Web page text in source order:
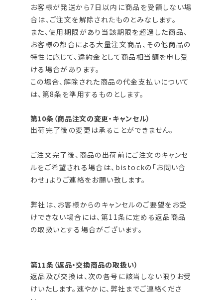
お客様が発送から7日以内に商品を受領しない場
合は、ご注文を解除されたものとみなします。
また、使用期限があり当該期限を超過した商品、
お客様の都合による大量注文商品、その他商品の
特性に応じて、違約金として商品相当額を申し受
ける場合があります。
この場合、解除された商品の代金支払いについて
は、第8条を準用するものとします。
第10条（商品注文の変更・キャンセル）
出荷完了後の変更は承ることができません。
ご注文完了後、商品の出荷前にご注文のキャンセ
ルをご希望される場合は、bistockの「お問い合
わせ」よりご連絡をお願い致します。
弊社は、お客様からのキャンセルのご要望をお受
けできない場合には、第11条に定める返品商品
の取扱いとする場合がございます。
第11条（返品・交換商品の取扱い）
返品及び交換は、次の各号に該当しない限りお受
けいたします。速やかに、弊社までご連絡くださ